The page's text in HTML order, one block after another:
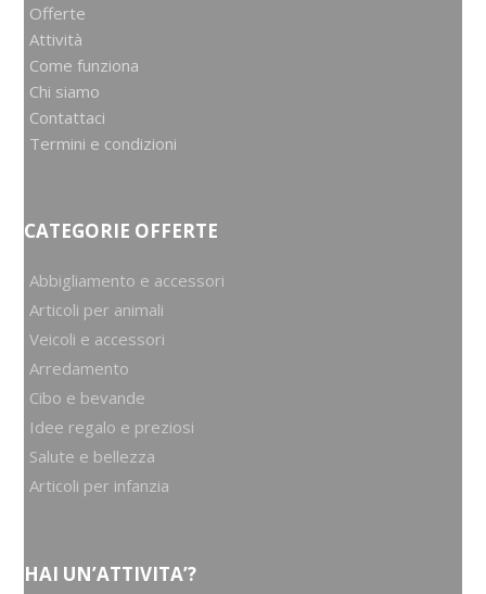
Offerte
Attività
Come funziona
Chi siamo
Contattaci
Termini e condizioni
CATEGORIE OFFERTE
Abbigliamento e accessori
Articoli per animali
Veicoli e accessori
Arredamento
Cibo e bevande
Idee regalo e preziosi
Salute e bellezza
Articoli per infanzia
HAI UN’ATTIVITA’?